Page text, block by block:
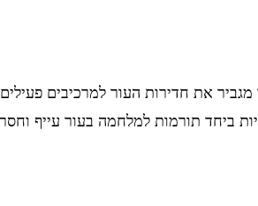
את חדירות העור למרכיבים
ביחד תורמות למלחמה בעור עייף וחסר